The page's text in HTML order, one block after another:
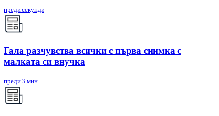
преди секунди
Гала разчувства всички с първа снимка с
малката си внучка
преди 3 мин